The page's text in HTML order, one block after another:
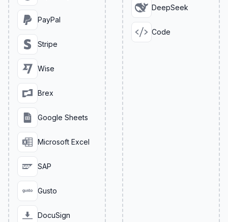
PayPal
Stripe
Wise
Brex
Google Sheets
Microsoft Excel
SAP
Gusto
DocuSign
DeepSeek
Code